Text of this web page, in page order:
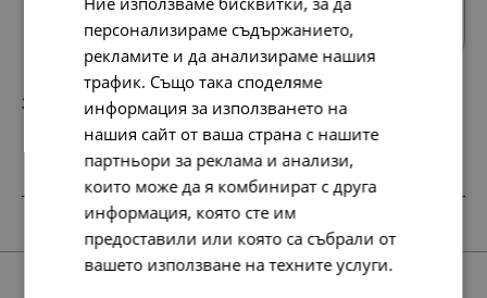
338. 173. €
персонализираме съдържанието,
рекламите и да анализираме нашия
трафик. Също така споделяме
информация за използването на
нашия сайт от ваша страна с нашите
партньори за реклама и анализи,
които може да я комбинират с друга
информация, която сте им
предоставили или която са събрали от
вашето използване на техните услуги.